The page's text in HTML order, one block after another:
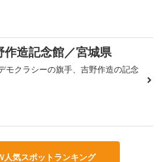
作造記念館／宮城県
モクラシーの旗手、吉野作造の記念
人気スポットランキング